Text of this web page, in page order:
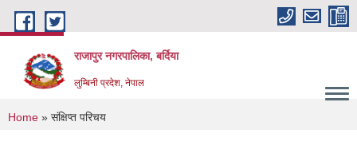
Skip to main content
राजापुर नगरपालिका, बर्दिया
लुम्बिनी प्रदेश, नेपाल
You are here
Home » संक्षिप्त परिचय